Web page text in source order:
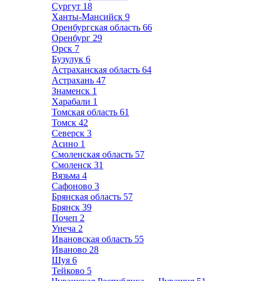
Сургут 18
Ханты-Мансийск 9
Оренбургская область 66
Оренбург 29
Орск 7
Бузулук 6
Астраханская область 64
Астрахань 47
Знаменск 1
Харабали 1
Томская область 61
Томск 42
Северск 3
Асино 1
Смоленская область 57
Смоленск 31
Вязьма 4
Сафоново 3
Брянская область 57
Брянск 39
Почеп 2
Унеча 2
Ивановская область 55
Иваново 28
Шуя 6
Тейково 5